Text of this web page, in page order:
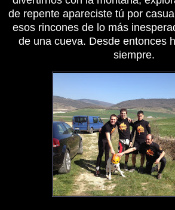
de repente apareciste tú por
esos rincones de lo más
de una cueva. Desde entonces
siempre.